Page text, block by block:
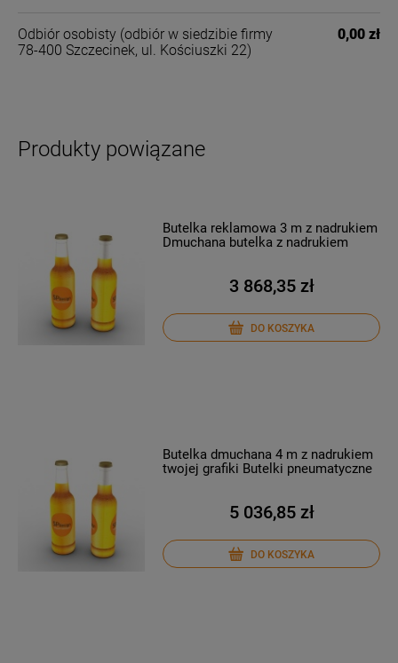
Odbiór osobisty (odbiór w siedzibie firmy
78-400 Szczecinek, ul. Kościuszki 22)
0,00 zł
Produkty powiązane
Butelka reklamowa 3 m z nadrukiem
Dmuchana butelka z nadrukiem
3 868,35 zł
DO KOSZYKA
Butelka dmuchana 4 m z nadrukiem
twojej grafiki Butelki pneumatyczne
5 036,85 zł
DO KOSZYKA